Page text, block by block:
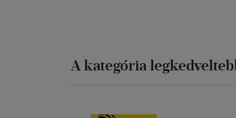
A kategória